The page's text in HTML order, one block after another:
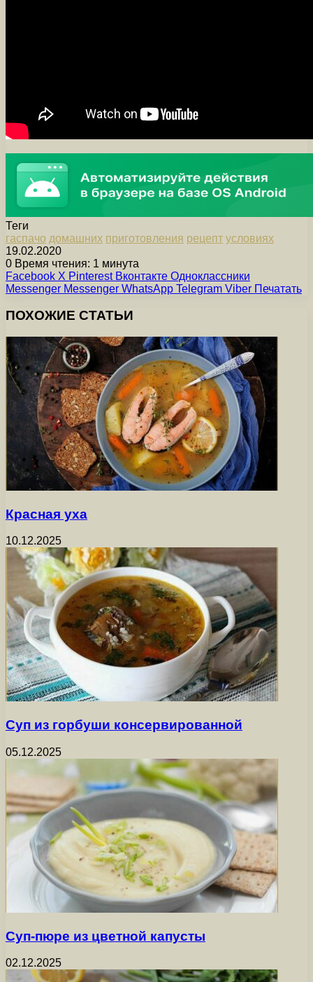
Теги
гаспачо домашних приготовления рецепт условиях
19.02.2020
0 Время чтения: 1 минута
Facebook X Pinterest Вконтакте Одноклассники
Messenger Messenger WhatsApp Telegram Viber Печатать
ПОХОЖИЕ СТАТЬИ
Красная уха
10.12.2025
Суп из горбуши консервированной
05.12.2025
Суп-пюре из цветной капусты
02.12.2025